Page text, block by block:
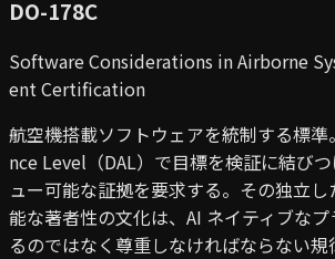
DO-178C
Software Considerations in Airborne
ent Certification
航空機搭載ソフトウェアを統制する標準
nce Level（DAL）で目標を検証に結び
ュー可能な証拠を要求する。その独立
能な著者性の文化は、AI ネイティブな
るのではなく尊重しなければならない規